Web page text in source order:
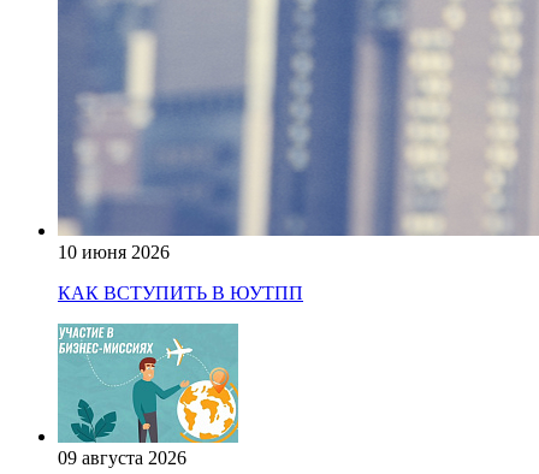
10 июня 2026
КАК ВСТУПИТЬ В ЮУТПП
09 августа 2026